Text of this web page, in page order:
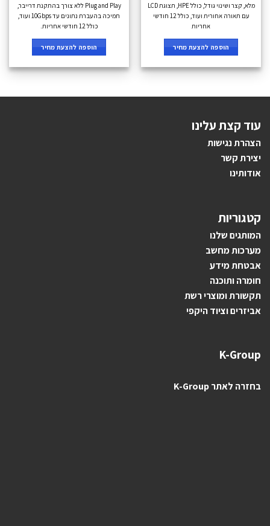
מלא, קצר ושינוי גודל, כולל HPE, תצוגת LCD
עם תאורה אחורית ועוד, כולל 12 חודשי
אחריות
הוספה להצעת מחיר
Plug and Play ללא צורך בהתקנת דרייבר,
תמיכה בהעברת נתונים עד 10Gbps ועוד,
כולל 12 חודשי אחריות.
הוספה להצעת מחיר
עוד קצת עלינו
הצהרת נגישות
יצירת קשר
אודותינו
קטגוריות
המותגים שלנו
מערכות מחשב
אבטחת מידע
חומרה ותוכנה
תקשורת ומוצרי רשת
אביזרים וציוד היקפי
K-Group
בחזרה לאתר K-Group